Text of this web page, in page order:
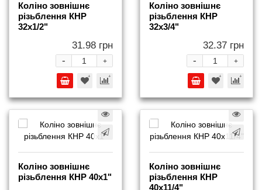
Коліно зовнішнє
різьблення КНР
32x1/2"
31.98 грн
+
-
Коліно зовнішнє
різьблення КНР
32x3/4"
32.37 грн
+
-
Коліно зовнішнє
різьблення КНР 40x1"
Коліно зовнішнє
різьблення КНР
40x11/4"